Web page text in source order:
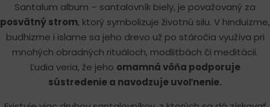
Santalum album – santalovník biely, je považovaný za
posvätný strom, ktorý symbolizuje životnú silu. V hinduizme,
budhizme i islame sa jeho drevo už po stáročia využíva pri
mnohých obradných rituáloch, modlitbách či meditácii.
Ľudia veria, že jeho omamná vôňa podporuje
sústredenie a navodzuje uvoľnenie.